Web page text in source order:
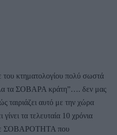
του κτηματολογίου πολύ σωστά
τα ΣΟΒΑΡΑ κράτη”…. δεν μας
ταιριάζει αυτό με την χώρα
τα τελευταία 10 χρόνια
ΣΟΒΑΡΟΤΗΤΑ που